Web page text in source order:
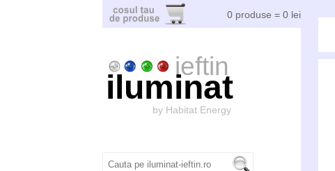
0 produse = 0 lei
ieftin
iluminat
by Habitat Energy